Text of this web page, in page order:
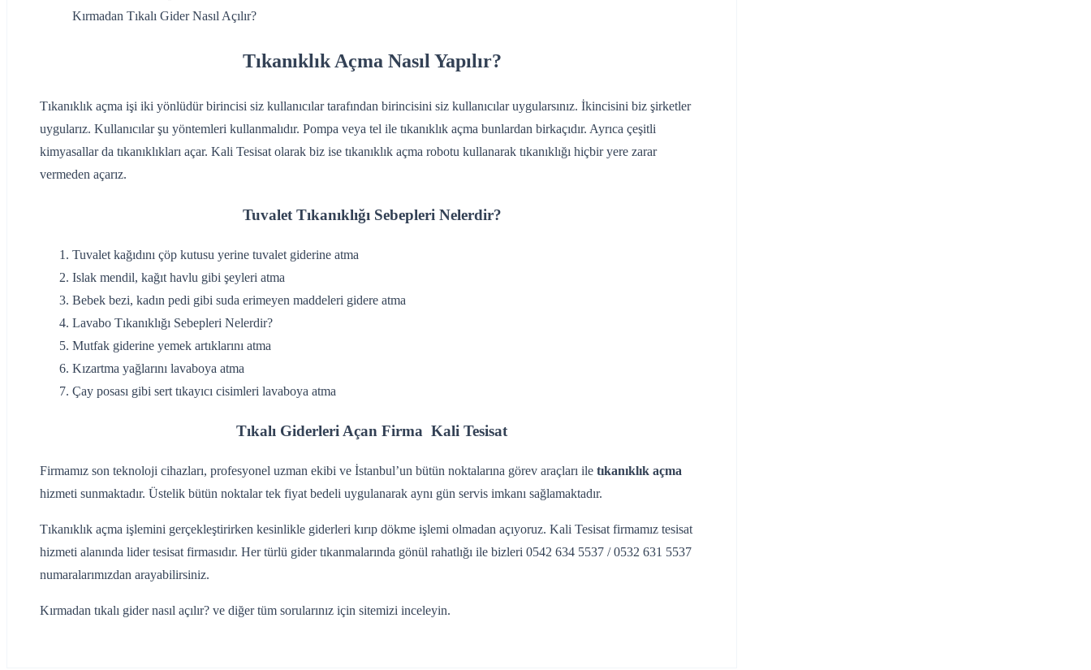
Kırmadan Tıkalı Gider Nasıl Açılır?
Tıkanıklık Açma Nasıl Yapılır?
Tıkanıklık açma işi iki yönlüdür birincisi siz kullanıcılar tarafından birincisini siz kullanıcılar uygularsınız. İkincisini biz şirketler
uygularız. Kullanıcılar şu yöntemleri kullanmalıdır. Pompa veya tel ile tıkanıklık açma bunlardan birkaçıdır. Ayrıca çeşitli
kimyasallar da tıkanıklıkları açar. Kali Tesisat olarak biz ise tıkanıklık açma robotu kullanarak tıkanıklığı hiçbir yere zarar
vermeden açarız.
Tuvalet Tıkanıklığı Sebepleri Nelerdir?
‌Tuvalet kağıdını çöp kutusu yerine tuvalet giderine atma
‌Islak mendil, kağıt havlu gibi şeyleri atma
Bebek bezi, kadın pedi gibi suda erimeyen maddeleri gidere atma
Lavabo Tıkanıklığı Sebepleri Nelerdir?
‌Mutfak giderine yemek artıklarını atma
‌Kızartma yağlarını lavaboya atma
‌Çay posası gibi sert tıkayıcı cisimleri lavaboya atma
Tıkalı Giderleri Açan Firma Kali Tesisat
Firmamız son teknoloji cihazları, profesyonel uzman ekibi ve İstanbul’un bütün noktalarına görev araçları ile tıkanıklık açma
hizmeti sunmaktadır. Üstelik bütün noktalar tek fiyat bedeli uygulanarak aynı gün servis imkanı sağlamaktadır.
Tıkanıklık açma işlemini gerçekleştirirken kesinlikle giderleri kırıp dökme işlemi olmadan açıyoruz. Kali Tesisat firmamız tesisat
hizmeti alanında lider tesisat firmasıdır. Her türlü gider tıkanmalarında gönül rahatlığı ile bizleri 0542 634 5537 / 0532 631 5537
numaralarımızdan arayabilirsiniz.
Kırmadan tıkalı gider nasıl açılır? ve diğer tüm sorularınız için sitemizi inceleyin.